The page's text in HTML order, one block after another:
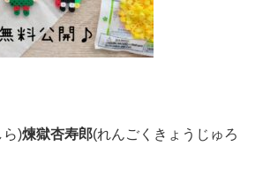
ら)煉獄杏寿郎(れんごくきょうじゅろ